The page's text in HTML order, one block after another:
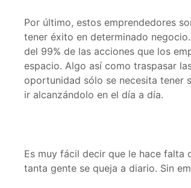
Por último, estos emprendedores
tener éxito en determinado
del 99% de las acciones que los
espacio. Algo así como traspasar
oportunidad sólo se necesita tener
ir alcanzándolo en el día a día.
Es muy fácil decir que le hace falta
tanta gente se queja a diario. Sin